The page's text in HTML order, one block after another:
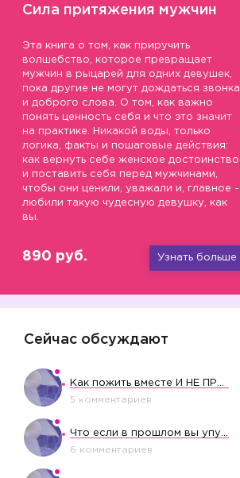
Сила притяжения мужчин
Эта книга о том, как приручить
волшебство, которое превращает
мужчин в рыцарей для одних девушек,
пока другие не могут дождаться звонка
и доброго слова. О том, как важно
понять ценность себя и что это значит
на практике. Никакой воды, только
логика, факты и пошаговые действия:
как вернуть себе женское достоинство
и поставить себя перед мужчинами,
чтобы они ценили, уважали и, главное -
любили такую чудесную девушку, как
вы.
890 руб. Узнать больше
Сейчас обсуждают
5 комментариев
6 комментариев